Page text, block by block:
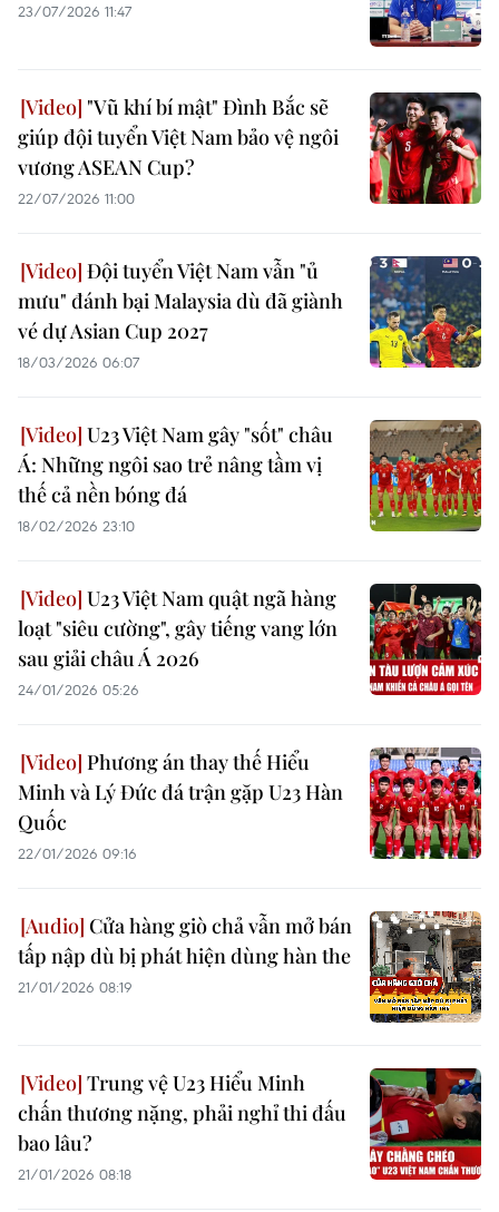
23/07/2026 11:47
"Vũ khí bí mật" Đình Bắc sẽ
giúp đội tuyển Việt Nam bảo vệ ngôi
vương ASEAN Cup?
22/07/2026 11:00
Đội tuyển Việt Nam vẫn "ủ
mưu" đánh bại Malaysia dù đã giành
vé dự Asian Cup 2027
18/03/2026 06:07
U23 Việt Nam gây "sốt" châu
Á: Những ngôi sao trẻ nâng tầm vị
thế cả nền bóng đá
18/02/2026 23:10
U23 Việt Nam quật ngã hàng
loạt "siêu cường", gây tiếng vang lớn
sau giải châu Á 2026
24/01/2026 05:26
Phương án thay thế Hiểu
Minh và Lý Đức đá trận gặp U23 Hàn
Quốc
22/01/2026 09:16
Cửa hàng giò chả vẫn mở bán
tấp nập dù bị phát hiện dùng hàn the
21/01/2026 08:19
Trung vệ U23 Hiểu Minh
chấn thương nặng, phải nghỉ thi đấu
bao lâu?
21/01/2026 08:18